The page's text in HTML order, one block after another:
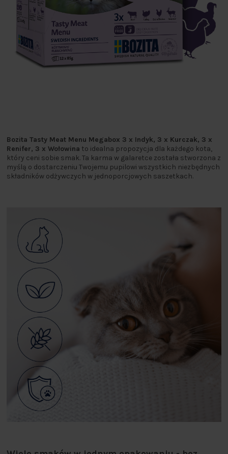
Bozita Tasty Meat Menu Megabox 3 x Indyk, 3 x Kurczak, 3 x
Renifer, 3 x Wołowina to idealna propozycja dla każdego kota,
który ceni sobie smak. Ta karma w galaretce została stworzona z
myślą o dostarczeniu Twojemu pupilowi wszystkich niezbędnych
składników odżywczych w jednoporcjowych saszetkach.